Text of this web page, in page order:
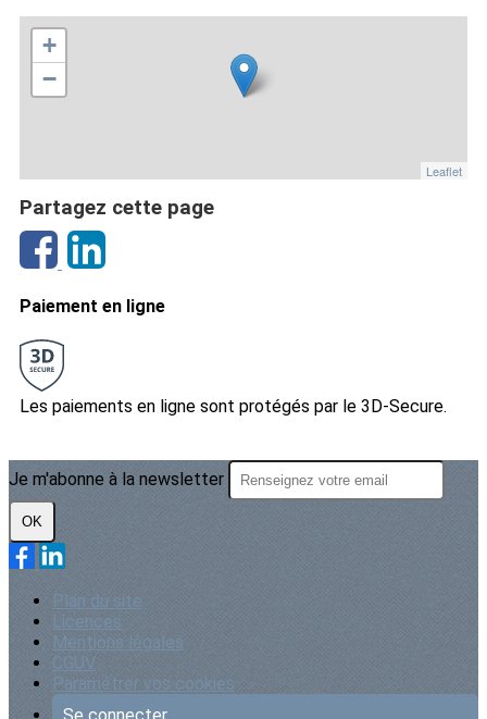
+
−
Leaflet
Partagez cette page
Paiement en ligne
Les paiements en ligne sont protégés par le 3D-Secure.
Je m'abonne à la newsletter
OK
Plan du site
Licences
Mentions légales
CGUV
Paramétrer vos cookies